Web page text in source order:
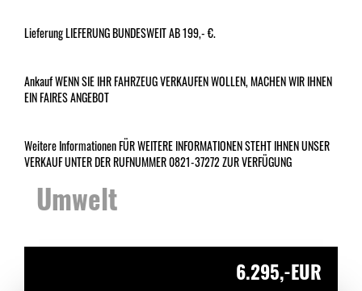
Lieferung LIEFERUNG BUNDESWEIT AB 199,- €.
Ankauf WENN SIE IHR FAHRZEUG VERKAUFEN WOLLEN, MACHEN WIR IHNEN
EIN FAIRES ANGEBOT
Weitere Informationen FÜR WEITERE INFORMATIONEN STEHT IHNEN UNSER
VERKAUF UNTER DER RUFNUMMER 0821-37272 ZUR VERFÜGUNG
Umwelt
6.295,-EUR